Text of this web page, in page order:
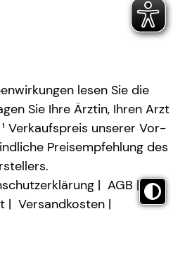
lesen Sie die
Sie Ihre Ärztin, Ihren Arzt
Verkaufspreis unserer Vor-
Preisempfehlung des
AGB
Versandkosten